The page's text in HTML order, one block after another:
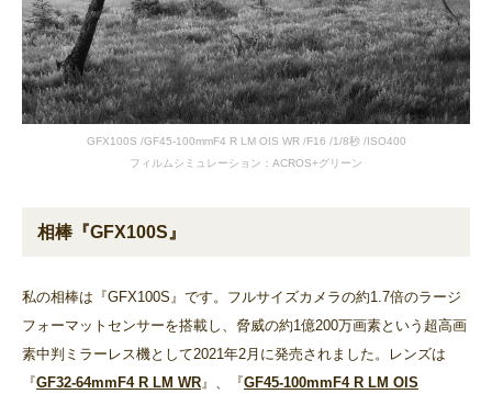
GFX100S /GF45-100mmF4 R LM OIS WR /F16 /1/8秒 /ISO400
フィルムシミュレーション：ACROS+グリーン
相棒『GFX100S』
私の相棒は『GFX100S』です。フルサイズカメラの約1.7倍のラージ
フォーマットセンサーを搭載し、脅威の約1億200万画素という超高画
素中判ミラーレス機として2021年2月に発売されました。レンズは
『GF32-64mmF4 R LM WR 』、『GF45-100mmF4 R LM OIS